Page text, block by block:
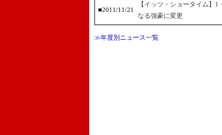
■2011/11/21
【イッツ・ショータイム】
なる強豪に変更
≫年度別ニュース一覧